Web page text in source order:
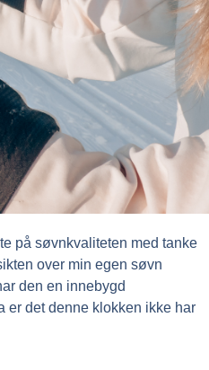
på søvnkvaliteten med tanke
over min egen søvn
den en innebygd
er det denne klokken ikke har